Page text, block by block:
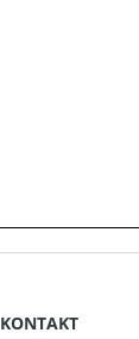
KONTAKT